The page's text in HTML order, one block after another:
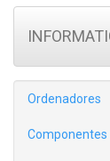
Ordenadores
Componentes